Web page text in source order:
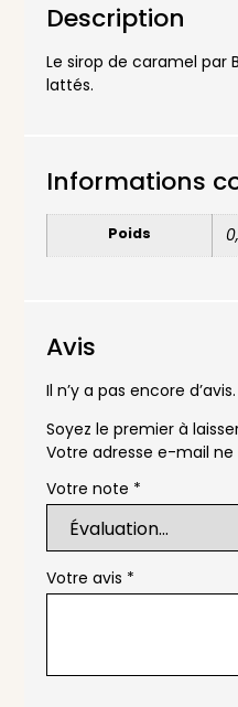
Description
Le sirop de caramel
lattés.
Informations
Poids
Avis
Il n’y a pas encore d’avis.
Soyez le premier à
Votre adresse e-mail ne
Votre note *
Votre avis *